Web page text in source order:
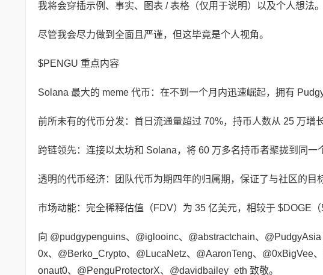
我将会穿插示例、事实、图表 / 表格（仅用于说明）以及个人想法。
尽管我会尽力做到全面且严谨，但这毕竟是个人视角。
$PENGU 重点内容
Solana 最大的 meme 代币：在不到一个月内迅速崛起，拥有
前所未有的代币分发：首日流通量超过 70%，持币人数从 25 万增
跨链领先：连接以太坊和 Solana，将 60 万多名持币者聚拢到同一
透明的代币经济：团队代币为期四年的归属期，保证了与社区的目
市场动能：完全稀释估值（FDV）为 35 亿美元，相较于 $DOGE
向 @pudgypenguins、@iglooinc、@abstractchain、
0x、@Berko_Crypto、@LucaNetz、@AaronTeng、@0xBigVee
onaut0、@PenguProtectorX、@davidbailey_eth 致敬。